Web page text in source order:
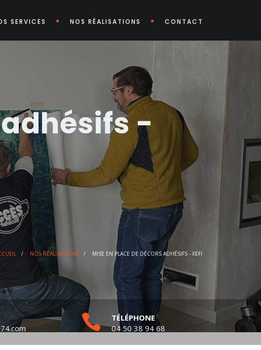
SERVICES NOS RÉALISATIONS CONTACT
-
/ NOS RÉALISATIONS / MISE EN PLACE DE DÉCORS ADHÉSIFS - XEFI
TÉLÉPHONE
04 50 38 94 68